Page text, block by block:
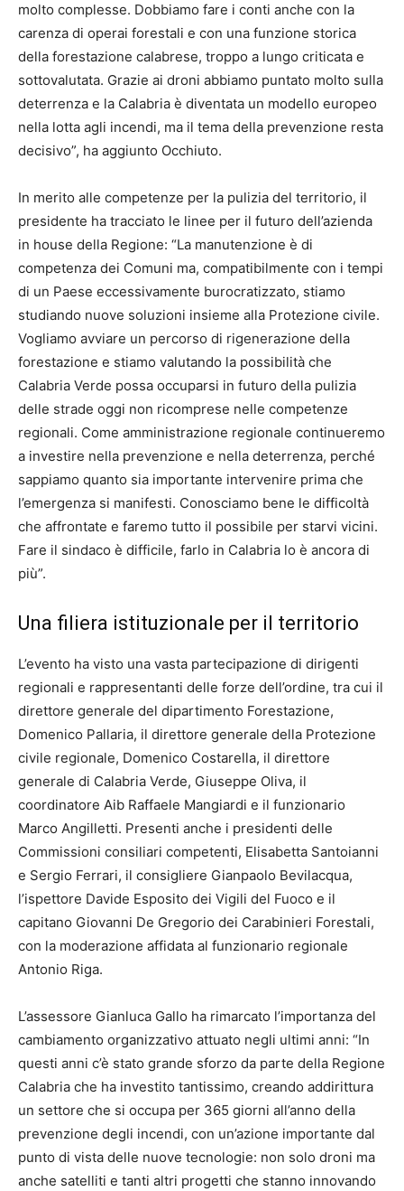
molto complesse. Dobbiamo fare i conti anche con la
carenza di operai forestali e con una funzione storica
della forestazione calabrese, troppo a lungo criticata e
sottovalutata. Grazie ai droni abbiamo puntato molto sulla
deterrenza e la Calabria è diventata un modello europeo
nella lotta agli incendi, ma il tema della prevenzione resta
decisivo”, ha aggiunto Occhiuto.
In merito alle competenze per la pulizia del territorio, il
presidente ha tracciato le linee per il futuro dell’azienda
in house della Regione: “La manutenzione è di
competenza dei Comuni ma, compatibilmente con i tempi
di un Paese eccessivamente burocratizzato, stiamo
studiando nuove soluzioni insieme alla Protezione civile.
Vogliamo avviare un percorso di rigenerazione della
forestazione e stiamo valutando la possibilità che
Calabria Verde possa occuparsi in futuro della pulizia
delle strade oggi non ricomprese nelle competenze
regionali. Come amministrazione regionale continueremo
a investire nella prevenzione e nella deterrenza, perché
sappiamo quanto sia importante intervenire prima che
l’emergenza si manifesti. Conosciamo bene le difficoltà
che affrontate e faremo tutto il possibile per starvi vicini.
Fare il sindaco è difficile, farlo in Calabria lo è ancora di
più”.
Una filiera istituzionale per il territorio
L’evento ha visto una vasta partecipazione di dirigenti
regionali e rappresentanti delle forze dell’ordine, tra cui il
direttore generale del dipartimento Forestazione,
Domenico Pallaria, il direttore generale della Protezione
civile regionale, Domenico Costarella, il direttore
generale di Calabria Verde, Giuseppe Oliva, il
coordinatore Aib Raffaele Mangiardi e il funzionario
Marco Angilletti. Presenti anche i presidenti delle
Commissioni consiliari competenti, Elisabetta Santoianni
e Sergio Ferrari, il consigliere Gianpaolo Bevilacqua,
l’ispettore Davide Esposito dei Vigili del Fuoco e il
capitano Giovanni De Gregorio dei Carabinieri Forestali,
con la moderazione affidata al funzionario regionale
Antonio Riga.
L’assessore Gianluca Gallo ha rimarcato l’importanza del
cambiamento organizzativo attuato negli ultimi anni: “In
questi anni c’è stato grande sforzo da parte della Regione
Calabria che ha investito tantissimo, creando addirittura
un settore che si occupa per 365 giorni all’anno della
prevenzione degli incendi, con un’azione importante dal
punto di vista delle nuove tecnologie: non solo droni ma
anche satelliti e tanti altri progetti che stanno innovando